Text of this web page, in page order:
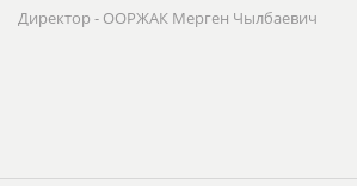
Директор - ООРЖАК Мерген Чылбаевич